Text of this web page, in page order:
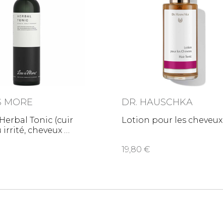
MORE
Tonic (cuir
irrité, cheveux
DR. HAUSCHKA
Lotion pour les cheveux
19,80